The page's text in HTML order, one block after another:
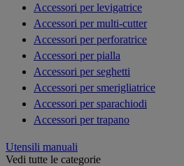
Accessori per levigatrice
Accessori per multi-cutter
Accessori per perforatrice
Accessori per pialla
Accessori per seghetti
Accessori per smerigliatrice
Accessori per sparachiodi
Accessori per trapano
Utensili manuali
Vedi tutte le categorie